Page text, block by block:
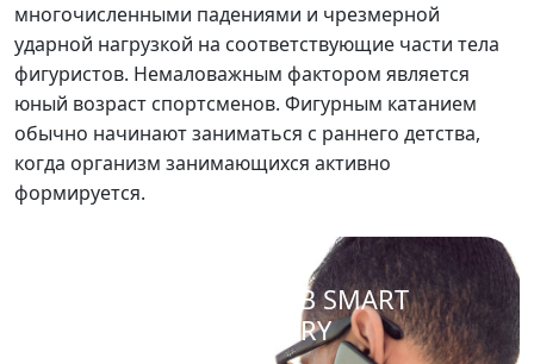
многочисленными падениями и чрезмерной
ударной нагрузкой на соответствующие части тела
фигуристов. Немаловажным фактором является
юный возраст спортсменов. Фигурным катанием
обычно начинают заниматься с раннего детства,
когда организм занимающихся активно
формируется.
ЗАПИСАТЬСЯ В SMART
RECOVERY